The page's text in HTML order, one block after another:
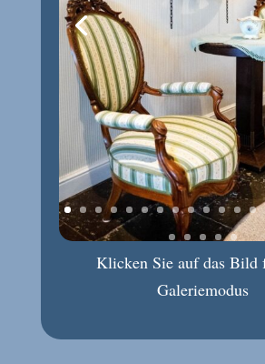
Klicken Sie auf das Bild
Galeriemodus